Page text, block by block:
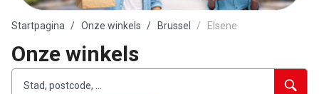
Startpagina Onze winkels Brussel Elsene
Onze winkels
accessibility.searchform.label.searchform
accessibility.searchform.label.searchinput
accessibility.searchform.autocomplete_status